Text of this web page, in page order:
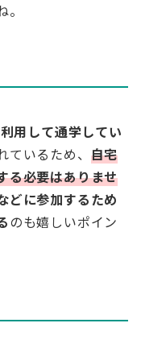
用して通学してい
いるため、 自宅
る必要はありませ
どに参加するため
のも嬉しいポイン